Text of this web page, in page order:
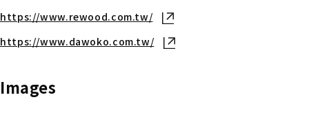
https://www.rewood.com.tw/
新しいタブで開く
https://www.dawoko.com.tw/
新しいタブで開く
Images